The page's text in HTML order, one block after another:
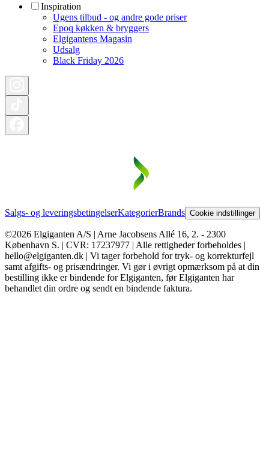
Inspiration
Ugens tilbud - og andre gode priser
Epoq køkken & bryggers
Elgigantens Magasin
Udsalg
Black Friday 2026
Salgs- og leveringsbetingelserKategorierBrands Cookie indstillinger
©2026 Elgiganten A/S | Arne Jacobsens Allé 16, 2. - 2300
København S. | CVR: 17237977 | Alle rettigheder forbeholdes |
hello@elgiganten.dk | Vi tager forbehold for tryk- og korrekturfejl
samt afgifts- og prisændringer. Vi gør i øvrigt opmærksom på at din
bestilling ikke er bindende for Elgiganten, før Elgiganten har
behandlet din ordre og sendt en bindende faktura.